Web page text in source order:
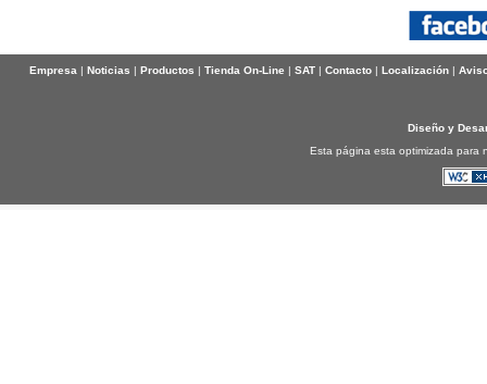
Empresa| Noticias | Productos | Tienda On-Line | SAT| Contacto| Localización|
Diseño y
Esta página esta optimizada para